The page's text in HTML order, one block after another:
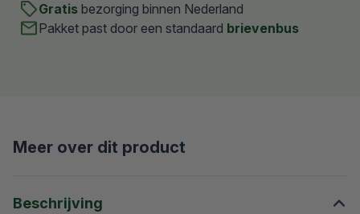
Gratis bezorging binnen Nederland
Pakket past door een standaard brievenbus
Meer over dit product
Beschrijving